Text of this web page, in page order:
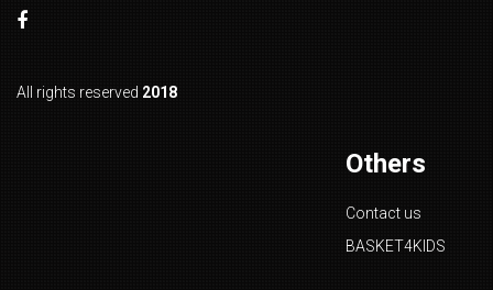
All rights reserved 2018
Others
Contact us
BASKET4KIDS